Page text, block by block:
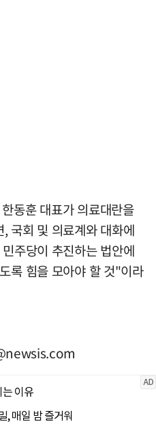
동훈 대표가 의료대란을
국회 및 의료계와 대화에
주당이 추진하는 법안에
록 힘을 모아야 할 것"이라